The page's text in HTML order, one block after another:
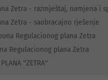
Zetra - razmještaj, namjena i
Zetra - saobracajno rješenje
Regulacionog plana Zetra
Regulacionog plana Zetra
''ZETRA''